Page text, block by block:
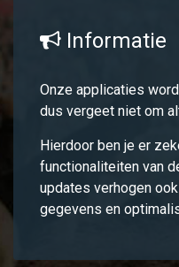
Informatie
Onze applicaties
dus vergeet niet om
Hierdoor ben je er
functionaliteiten van
updates verhogen
gegevens en